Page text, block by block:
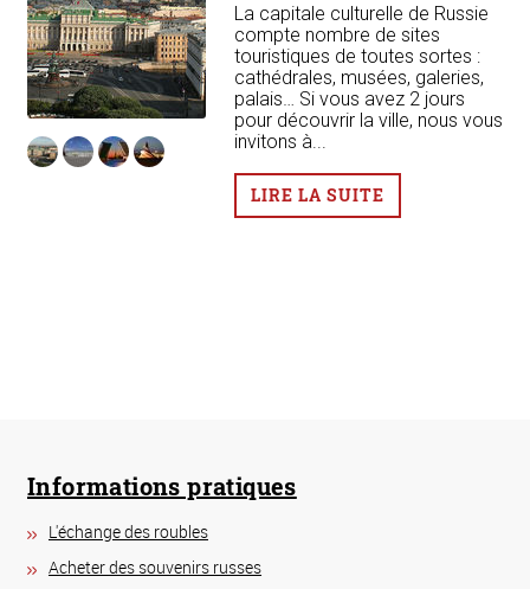
La capitale culturelle de Russie
compte nombre de sites
touristiques de toutes sortes :
cathédrales, musées, galeries,
palais… Si vous avez 2 jours
pour découvrir la ville, nous vous
invitons à...
LIRE LA SUITE
Informations pratiques
L'échange des roubles
Acheter des souvenirs russes